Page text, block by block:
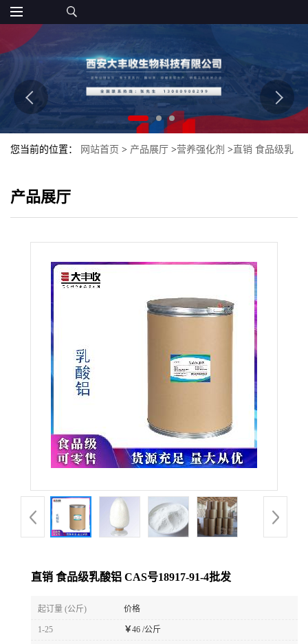
您当前的位置： 网站首页 > 产品展厅 >营养强化剂 >直销 食品级乳
产品展厅
直销 食品级乳酸铝 CAS号18917-91-4批发
起订量 (公斤) 价格
1-25 ￥46 /公斤